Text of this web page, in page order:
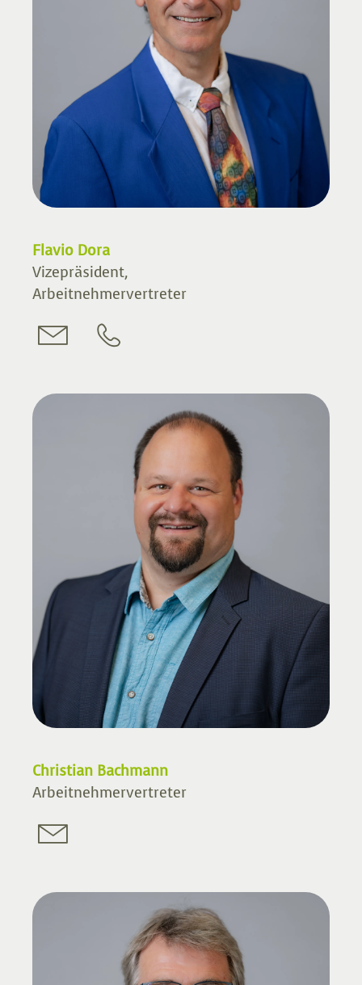
Flavio Dora
Vizepräsident,
Arbeitnehmervertreter
Christian Bachmann
Arbeitnehmervertreter